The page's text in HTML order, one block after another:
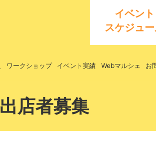
イベント
スケジュ
ワークショップ イベント実績 Webマルシェ お
出店者募集